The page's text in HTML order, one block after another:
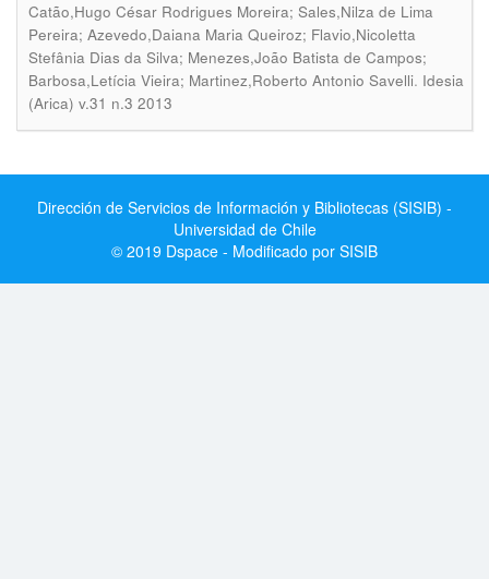
Catão,Hugo César Rodrigues Moreira; Sales,Nilza de Lima
Pereira; Azevedo,Daiana Maria Queiroz; Flavio,Nicoletta
Stefânia Dias da Silva; Menezes,João Batista de Campos;
Barbosa,Letícia Vieira; Martinez,Roberto Antonio Savelli. Idesia
(Arica) v.31 n.3 2013
Dirección de Servicios de Información y Bibliotecas (SISIB) -
Universidad de Chile
© 2019 Dspace - Modificado por SISIB